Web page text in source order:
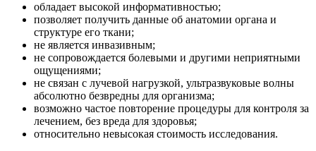
обладает высокой информативностью;
позволяет получить данные об анатомии органа и
структуре его ткани;
не является инвазивным;
не сопровождается болевыми и другими неприятными
ощущениями;
не связан с лучевой нагрузкой, ультразвуковые волны
абсолютно безвредны для организма;
возможно частое повторение процедуры для контроля за
лечением, без вреда для здоровья;
относительно невысокая стоимость исследования.